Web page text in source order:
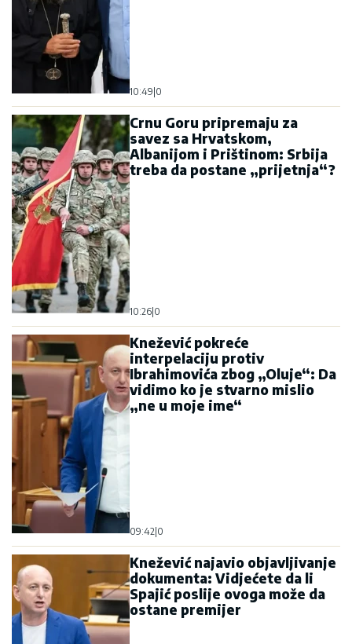
10:49|0
Crnu Goru pripremaju za
savez sa Hrvatskom,
Albanijom i Prištinom: Srbija
treba da postane „prijetnja“?
10:26|0
Knežević pokreće
interpelaciju protiv
Ibrahimovića zbog „Oluje“: Da
vidimo ko je stvarno mislio
„ne u moje ime“
09:42|0
Knežević najavio objavljivanje
dokumenta: Vidjećete da li
Spajić poslije ovoga može da
ostane premijer